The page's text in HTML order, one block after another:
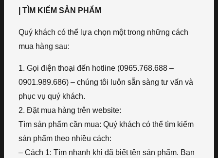
| TÌM KIẾM SẢN PHẨM
Quý khách có thể lựa chọn một trong những cách
mua hàng sau:
1. Gọi điện thoại đến hotline (0965.768.688 –
0901.989.686) – chúng tôi luôn sẵn sàng tư vấn và
phục vụ quý khách.
2. Đặt mua hàng trên website:
Tìm sản phẩm cần mua: Quý khách có thể tìm kiếm
sản phẩm theo nhiều cách:
– Cách 1: Tìm nhanh khi đã biết tên sản phẩm. Bạn